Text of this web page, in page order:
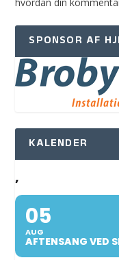
SPONSOR AF
KALENDER
,
05
AUG
AFTENSANG VED